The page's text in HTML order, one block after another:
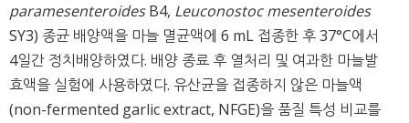
paramesenteroidesB4, Leuconostoc mesenteroides
SY3) 종균 배양액을 마늘 멸균액에 6 mL 접종한 후 37°C에서
4일간 정치배양하였다. 배양 종료 후 열처리 및 여과한 마늘발
효액을 실험에 사용하였다. 유산균을 접종하지 않은 마늘액
(non-fermented garlic extract, NFGE)을 품질 특성 비교를